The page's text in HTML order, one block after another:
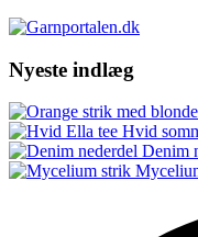
Nyeste indlæg
Hvid
Denim